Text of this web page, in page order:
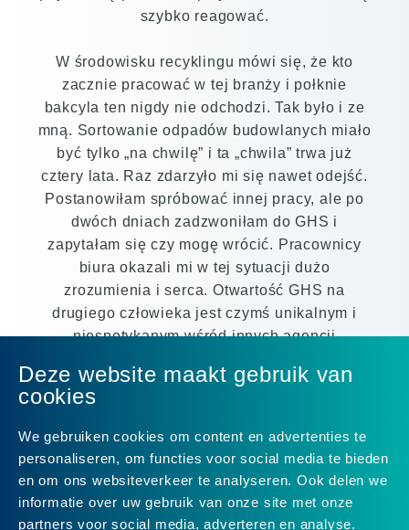
Deze website maakt gebruik van
cookies
We gebruiken cookies om content en advertenties te
personaliseren, om functies voor social media te bieden
en om ons websiteverkeer te analyseren. Ook delen we
informatie over uw gebruik van onze site met onze
partners voor social media, adverteren en analyse.
szybko reagować.
W środowisku recyklingu mówi się, że kto
zacznie pracować w tej branży i połknie
bakcyla ten nigdy nie odchodzi. Tak było i ze
mną. Sortowanie odpadów budowlanych miało
być tylko „na chwilę” i ta „chwila” trwa już
cztery lata. Raz zdarzyło mi się nawet odejść.
Postanowiłam spróbować innej pracy, ale po
dwóch dniach zadzwoniłam do GHS i
zapytałam się czy mogę wrócić. Pracownicy
biura okazali mi w tej sytuacji dużo
zrozumienia i serca. Otwartość GHS na
drugiego człowieka jest czymś unikalnym i
niespotykanym wśród innych agencji
patrzyłam już wstecz.
dołączyłam do mojego męża, dzień po dniu
Holandia stawała się bliższa mojemu sercu.
Śmiało mogę powiedzieć, że to Niderlandy są
teraz moim domem. To tu planuje swoją